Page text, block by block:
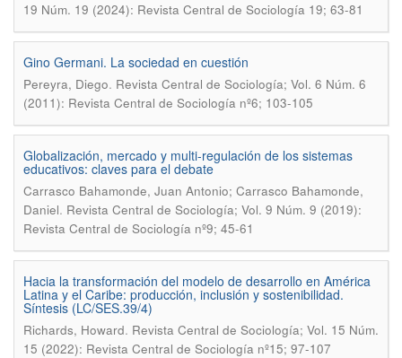
19 Núm. 19 (2024): Revista Central de Sociología 19; 63-81
Gino Germani. La sociedad en cuestión
Pereyra, Diego. Revista Central de Sociología; Vol. 6 Núm. 6
(2011): Revista Central de Sociología nº6; 103-105
Globalización, mercado y multi-regulación de los sistemas
educativos: claves para el debate
Carrasco Bahamonde, Juan Antonio; Carrasco Bahamonde,
Daniel. Revista Central de Sociología; Vol. 9 Núm. 9 (2019):
Revista Central de Sociología nº9; 45-61
Hacia la transformación del modelo de desarrollo en América
Latina y el Caribe: producción, inclusión y sostenibilidad.
Síntesis (LC/SES.39/4)
Richards, Howard. Revista Central de Sociología; Vol. 15 Núm.
15 (2022): Revista Central de Sociología nº15; 97-107